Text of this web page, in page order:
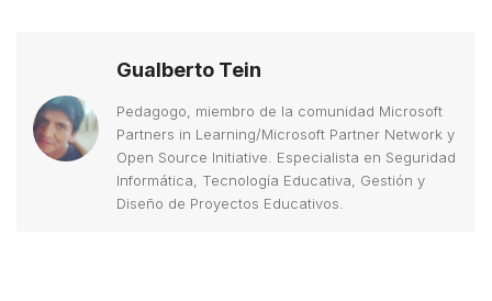
Gualberto Tein
Pedagogo, miembro de la comunidad Microsoft
Partners in Learning/Microsoft Partner Network y
Open Source Initiative. Especialista en Seguridad
Informática, Tecnología Educativa, Gestión y
Diseño de Proyectos Educativos.